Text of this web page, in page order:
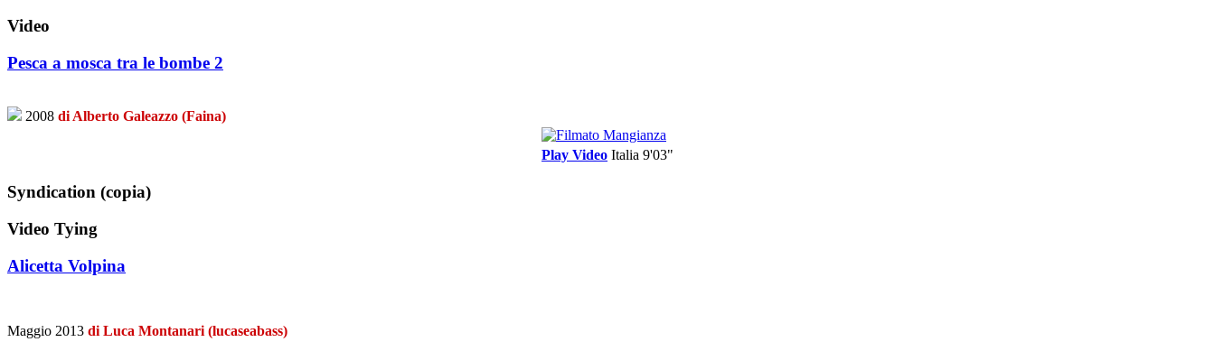
Video
Pesca a mosca tra le bombe 2
2008 di Alberto Galeazzo (Faina)
Play Video Italia 9'03"
Syndication (copia)
Video Tying
Alicetta Volpina
Maggio 2013 di Luca Montanari (lucaseabass)